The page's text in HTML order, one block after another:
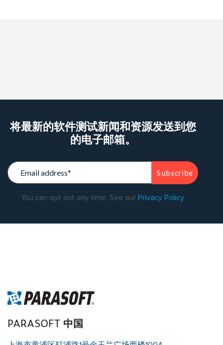
将最新的软件测试新闻和资源发送到您
的电子邮箱。
You can opt out any time. See our Privacy Policy.
PARASOFT 中国